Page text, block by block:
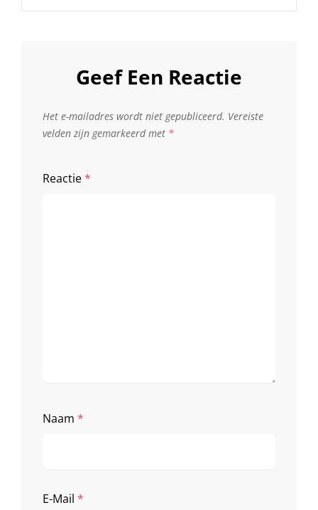
Geef Een Reactie
Het e-mailadres wordt niet gepubliceerd. Vereiste
velden zijn gemarkeerd met *
Reactie*
Naam *
E-Mail *